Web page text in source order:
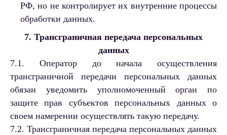
РФ, но не контролирует их внутренние процессы
обработки данных.
7. Трансграничная передача персональных
данных
7.1. Оператор до начала осуществления
трансграничной передачи персональных данных
обязан уведомить уполномоченный орган по
защите прав субъектов персональных данных о
своем намерении осуществлять такую передачу.
7.2. Трансграничная передача персональных данных